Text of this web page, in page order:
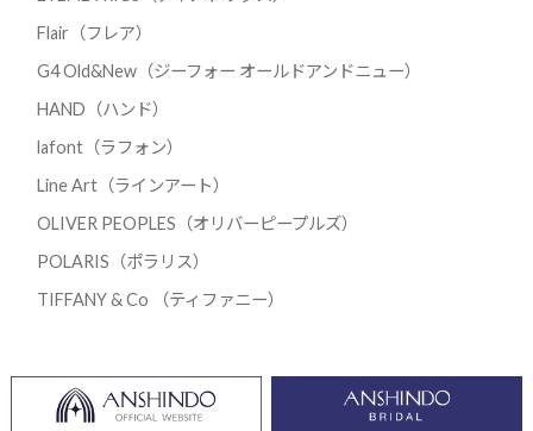
Flair（フレア）
G4 Old&New（ジーフォー オールドアンドニュー）
HAND（ハンド）
lafont（ラフォン）
Line Art（ラインアート）
OLIVER PEOPLES（オリバーピープルズ）
POLARIS（ポラリス）
TIFFANY & Co （ティファニー）